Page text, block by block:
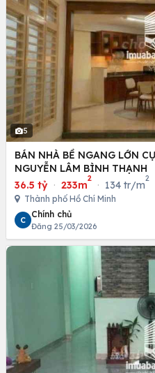
5
BÁN NHÀ BỀ NGANG LỚN
NGUYỄN LÂM BÌNH THẠNH
36.5 tỷ · 233m
2
· 134 tr/m
2
Thành phố Hồ Chí Minh
C
Chính chủ
Đăng 25/03/2026